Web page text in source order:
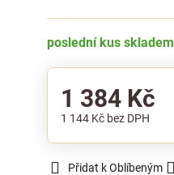
poslední kus skladem
1 384 Kč
1 144 Kč bez DPH
Přidat k Oblíbeným